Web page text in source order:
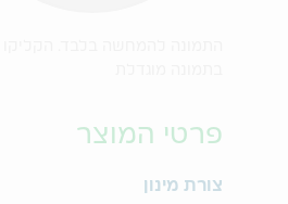
פרטי המוצר
צורת מינון